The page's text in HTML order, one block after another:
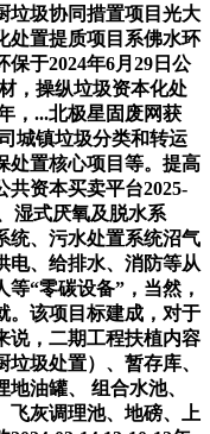
圾协同措置项目光大
处置提质项目系佛水环
于2024年6月29日公
，操纵垃圾资本化处
，...北极星固废网获
城镇垃圾分类和转运
处置核心项目等。提高
共资本买卖平台2025-
湿式厌氧及脱水系
统、污水处置系统沼气
电、给排水、消防等从
“零碳设备”，当然，
。该项目标建成，对于
说，二期工程扶植内容
圾处置）、暂存库、
油罐、 组合水池、
飞灰调理池、地磅、上